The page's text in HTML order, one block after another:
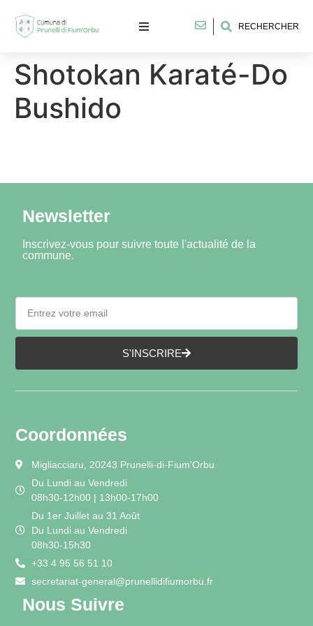
RECHERCHER
Shotokan Karaté-Do
Bushido
Newsletter
Inscrivez-vous pour suivre toute l'actualité de la
commune.
S'INSCRIRE
Coordonnées
Migliacciaru, 20243 Prunelli-di-Fium'Orbu
Du Lundi au Vendredi
08h30-12h00 | 13h00-17h00
Du 1er Juillet au 31 Août
Du Lundi au Vendredi
08h30-15h30
+33 4 95 56 51 10
secretariat-general@prunellidifiumorbu.fr
Nous Suivre